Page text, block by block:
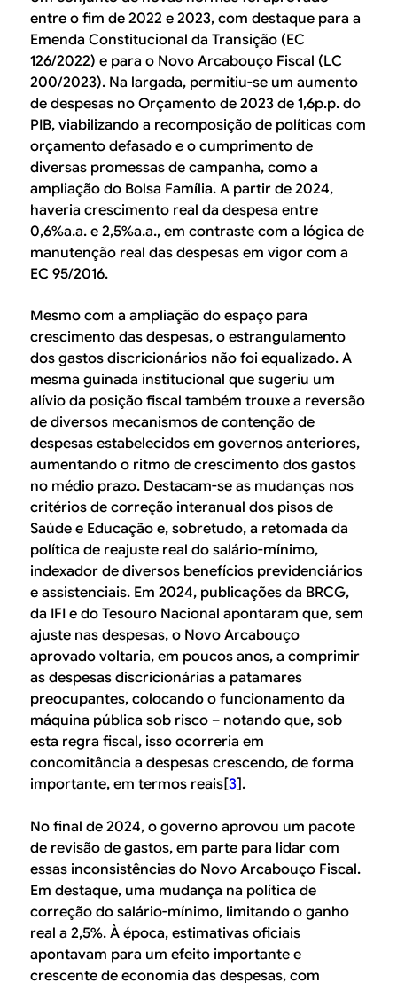
entre o fim de 2022 e 2023, com destaque para a
Emenda Constitucional da Transição (EC
126/2022) e para o Novo Arcabouço Fiscal (LC
200/2023). Na largada, permitiu-se um aumento
de despesas no Orçamento de 2023 de 1,6p.p. do
PIB, viabilizando a recomposição de políticas com
orçamento defasado e o cumprimento de
diversas promessas de campanha, como a
ampliação do Bolsa Família. A partir de 2024,
haveria crescimento real da despesa entre
0,6%a.a. e 2,5%a.a., em contraste com a lógica de
manutenção real das despesas em vigor com a
EC 95/2016.
Mesmo com a ampliação do espaço para
crescimento das despesas, o estrangulamento
dos gastos discricionários não foi equalizado. A
mesma guinada institucional que sugeriu um
alívio da posição fiscal também trouxe a reversão
de diversos mecanismos de contenção de
despesas estabelecidos em governos anteriores,
aumentando o ritmo de crescimento dos gastos
no médio prazo. Destacam-se as mudanças nos
critérios de correção interanual dos pisos de
Saúde e Educação e, sobretudo, a retomada da
política de reajuste real do salário-mínimo,
indexador de diversos benefícios previdenciários
e assistenciais. Em 2024, publicações da BRCG,
da IFI e do Tesouro Nacional apontaram que, sem
ajuste nas despesas, o Novo Arcabouço
aprovado voltaria, em poucos anos, a comprimir
as despesas discricionárias a patamares
preocupantes, colocando o funcionamento da
máquina pública sob risco – notando que, sob
esta regra fiscal, isso ocorreria em
concomitância a despesas crescendo, de forma
importante, em termos reais[3].
No final de 2024, o governo aprovou um pacote
de revisão de gastos, em parte para lidar com
essas inconsistências do Novo Arcabouço Fiscal.
Em destaque, uma mudança na política de
correção do salário-mínimo, limitando o ganho
real a 2,5%. À época, estimativas oficiais
apontavam para um efeito importante e
crescente de economia das despesas, com